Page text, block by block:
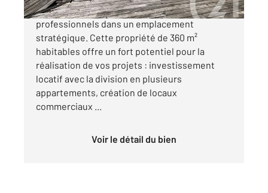
Donnez vie à vos projets immobiliers ou
professionnels dans un emplacement
stratégique. Cette propriété de 360 m²
habitables offre un fort potentiel pour la
réalisation de vos projets : investissement
locatif avec la division en plusieurs
appartements, création de locaux
commerciaux ...
Voir le détail du bien